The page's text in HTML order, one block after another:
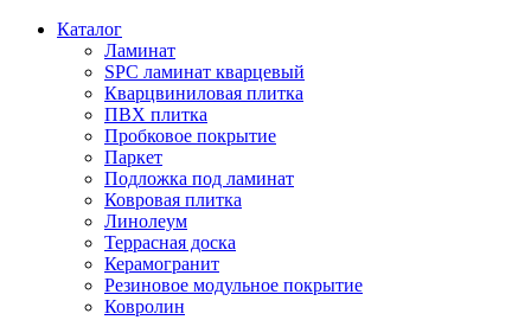
Каталог
Ламинат
SPC ламинат кварцевый
Кварцвиниловая плитка
ПВХ плитка
Пробковое покрытие
Паркет
Подложка под ламинат
Ковровая плитка
Линолеум
Террасная доска
Керамогранит
Резиновое модульное покрытие
Ковролин